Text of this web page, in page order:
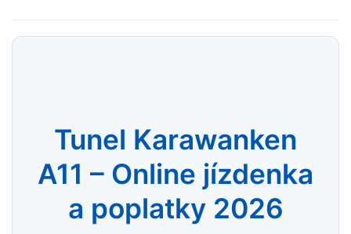
Tunel Karawanken
A11 – Online jízdenka
a poplatky 2026